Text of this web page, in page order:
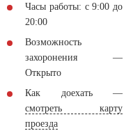
Часы работы: с 9:00 до
20:00
Возможность
захоронения —
Открыто
Как доехать —
смотреть карту
проезда